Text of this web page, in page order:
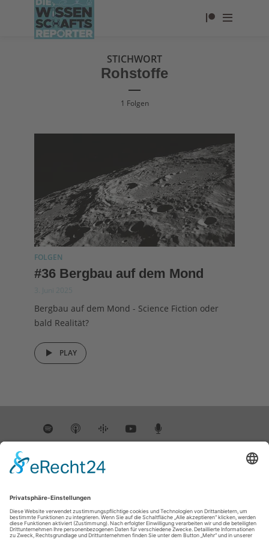
STICHWORT
Rohstoffe
1 Folgen
FOLGEN
#36 Bergbau auf dem Mond
3. Juni 2025
Bergbau auf dem Mond - Science Fiction oder
bald Realität?
PLAY
INSTAGRAM@DIEWISSENSCHAFTSREPORTER
Instagram has returned empty data. Please
authorize your Instagram account in the
plugin settings.